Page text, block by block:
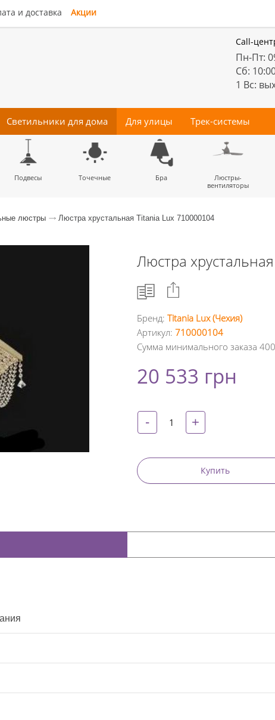
и доставка Акции
Call-
Пн-Пт:
Сб:
1 Вс:
Светильники для дома
Подвесы Точечные Бра
Люстры-
вентиляторы
Для улицы
Потолочные Тротуарные Прожектора
Трек-системы
Магнитные
Комплектующие
для трек-систем
люстры Люстра хрустальная Titania Lux 710000104
Люстра
Facebook
+
Pinterest
Бренд: Titania Lux (Чехия)
Артикул: 710000104
Сумма минимального заказа
20 533 грн
- +
Купить